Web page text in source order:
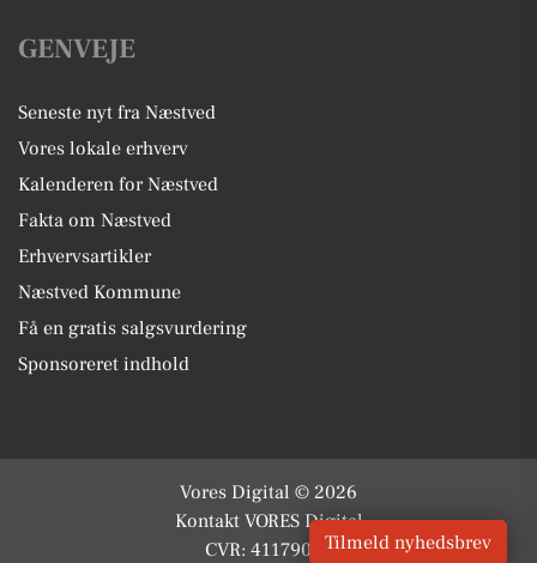
GENVEJE
Seneste nyt fra Næstved
Vores lokale erhverv
Kalenderen for Næstved
Fakta om Næstved
Erhvervsartikler
Næstved Kommune
Få en gratis salgsvurdering
Sponsoreret indhold
Vores Digital © 2026
Kontakt VORES Digital
CVR: 41179082Tilmeld nyhedsbrev